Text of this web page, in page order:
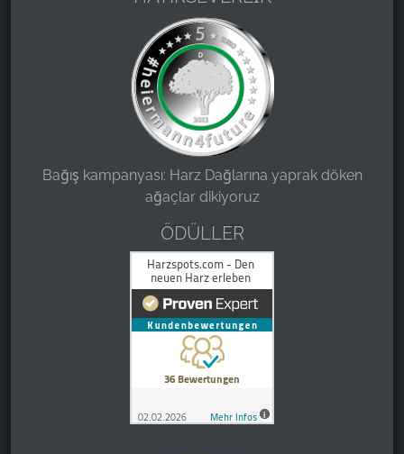
Bağış kampanyası: Harz Dağlarına yaprak döken
ağaçlar dikiyoruz
ÖDÜLLER